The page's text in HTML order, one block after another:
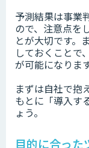
予測結果は事業
ので、注意点を
とが大切です。
しておくことで
が可能になります
まずは自社で抱
もとに「導入す
ょう。
目的に合った